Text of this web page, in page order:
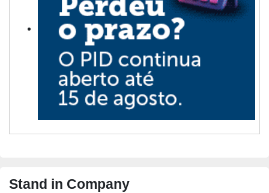
Stand in Company